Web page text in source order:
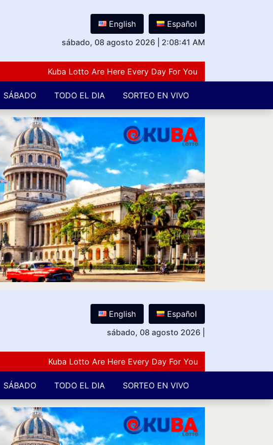
English
Español
sábado, 08 agosto 2026
2:08:41 AM
Kuba Lotto Are Here Every Day For You Lovers Of Number
SÁBADO TODO EL DIA SORTEO EN VIVO
English
Español
sábado, 08 agosto 2026
Kuba Lotto Are Here Every Day For You Lovers Of Number
SÁBADO TODO EL DIA SORTEO EN VIVO